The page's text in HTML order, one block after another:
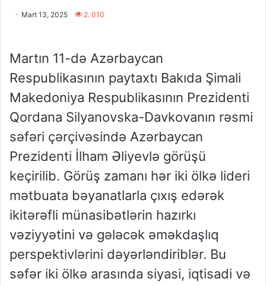
Mart 13, 2025 2. 010
Martın 11-də Azərbaycan
Respublikasının paytaxtı Bakıda Şimali
Makedoniya Respublikasının Prezidenti
Qordana Silyanovska-Davkovanın rəsmi
səfəri çərçivəsində Azərbaycan
Prezidenti İlham Əliyevlə görüşü
keçirilib. Görüş zamanı hər iki ölkə lideri
mətbuata bəyanatlarla çıxış edərək
ikitərəfli münasibətlərin hazırkı
vəziyyətini və gələcək əməkdaşlıq
perspektivlərini dəyərləndiriblər. Bu
səfər iki ölkə arasında siyasi, iqtisadi və